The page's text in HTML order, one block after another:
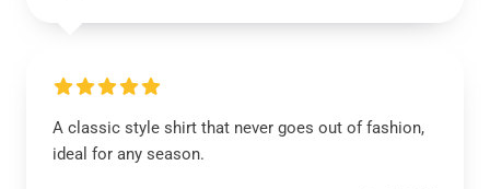
A classic style shirt that never goes out of fashion,
ideal for any season.